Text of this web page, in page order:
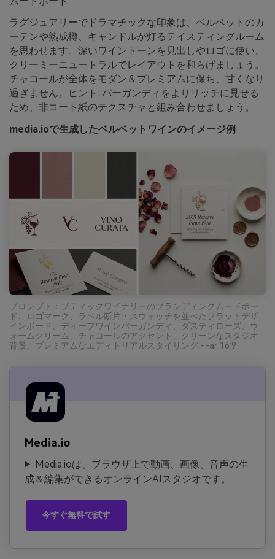
ラグジュアリーでドラマチックな印象は、ベルベットのカ
ーテンや熟成樽、キャンドルが灯るテイスティングルーム
を思わせます。深いワイントーンを見出しやロゴに使い、
クリーミーニュートラルでレイアウトを和らげましょう。
チャコールが全体をモダン＆プレミアムに保ち、甘くなり
過ぎません。ヒント: バーガンディをよりリッチに見せる
ため、非コート紙のテクスチャと組み合わせましょう。
media.ioで生成したベルベットワインのイメージ例
プロンプト：ブティックワイナリーのブランディングムードボー
ド、ロゴマーク、ラベル断片・スウォッチを並べたフラットデザ
インボード、ディープワインバーガンディ、ダスティローズ、ウ
ォームクリーム、チャコールのアクセント、クリーンなスタジオ
背景、プレミアムなエディトリアルスタイリング --ar 16:9
Media.io
Media.ioは、ブラウザ上で動画、画像、音声の生
成＆編集ができるオンラインAIスタジオです。
今すぐ無料で試す